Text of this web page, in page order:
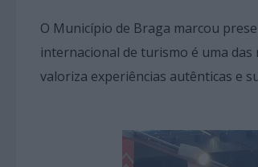
O Município de Braga marcou
internacional de turismo é uma
valoriza experiências autênticas e